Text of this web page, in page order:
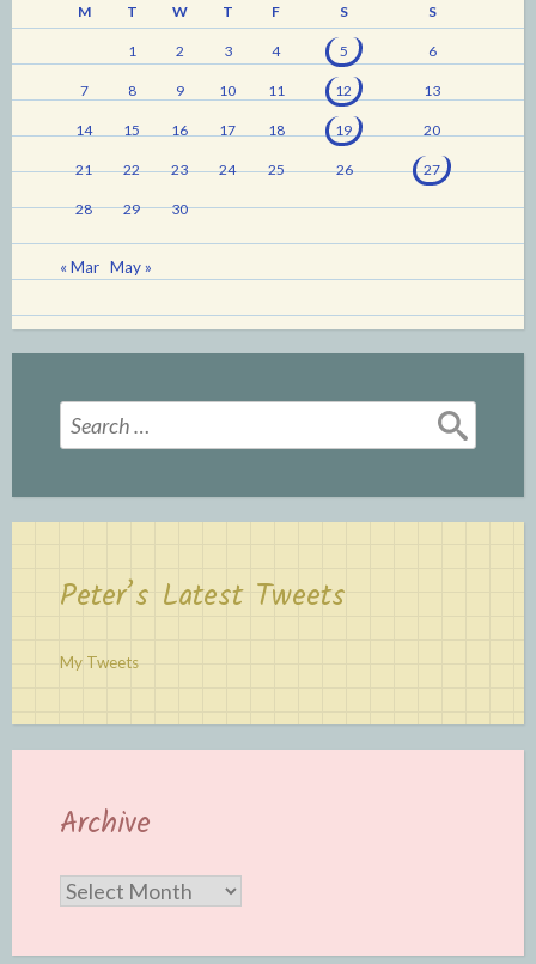
M T W T F S S
1 2 3 4 5 6
7 8 9 10 11 12 13
14 15 16 17 18 19 20
21 22 23 24 25 26 27
28 29 30
« Mar May »
Search
for:
Peter’s Latest Tweets
My Tweets
Archive
Archive